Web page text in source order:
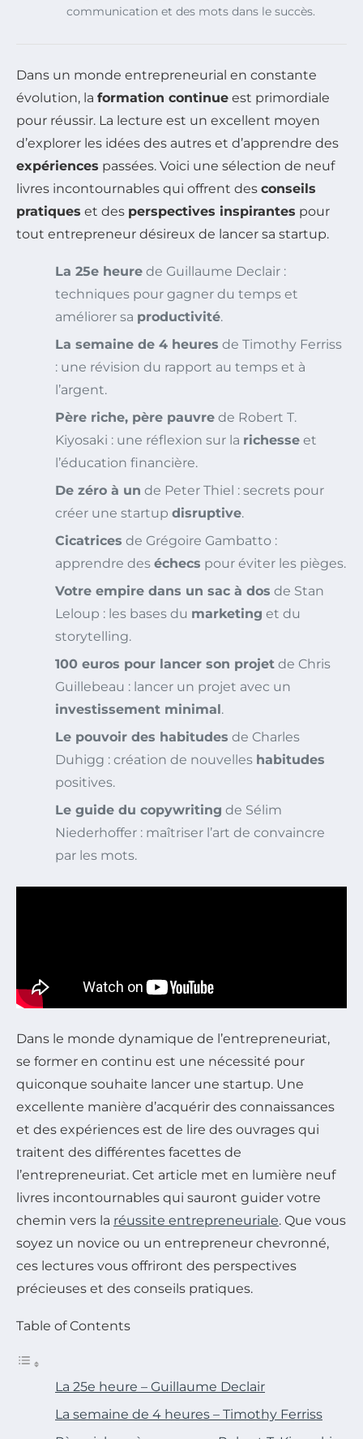
communication et des mots dans le succès.
Dans un monde entrepreneurial en constante
évolution, la formation continue est primordiale
pour réussir. La lecture est un excellent moyen
d’explorer les idées des autres et d’apprendre des
expériences passées. Voici une sélection de neuf
livres incontournables qui offrent des conseils
pratiques et des perspectives inspirantes pour
tout entrepreneur désireux de lancer sa startup.
La 25e heure de Guillaume Declair :
techniques pour gagner du temps et
améliorer sa productivité.
La semaine de 4 heures de Timothy Ferriss
: une révision du rapport au temps et à
l’argent.
Père riche, père pauvre de Robert T.
Kiyosaki : une réflexion sur la richesse et
l’éducation financière.
De zéro à un de Peter Thiel : secrets pour
créer une startup disruptive.
Cicatrices de Grégoire Gambatto :
apprendre des échecs pour éviter les pièges.
Votre empire dans un sac à dos de Stan
Leloup : les bases du marketing et du
storytelling.
100 euros pour lancer son projet de Chris
Guillebeau : lancer un projet avec un
investissement minimal.
Le pouvoir des habitudes de Charles
Duhigg : création de nouvelles habitudes
positives.
Le guide du copywriting de Sélim
Niederhoffer : maîtriser l’art de convaincre
par les mots.
Dans le monde dynamique de l’entrepreneuriat,
se former en continu est une nécessité pour
quiconque souhaite lancer une startup. Une
excellente manière d’acquérir des connaissances
et des expériences est de lire des ouvrages qui
traitent des différentes facettes de
l’entrepreneuriat. Cet article met en lumière neuf
livres incontournables qui sauront guider votre
chemin vers la réussite entrepreneuriale. Que vous
soyez un novice ou un entrepreneur chevronné,
ces lectures vous offriront des perspectives
précieuses et des conseils pratiques.
Table of Contents
La 25e heure – Guillaume Declair
La semaine de 4 heures – Timothy Ferriss